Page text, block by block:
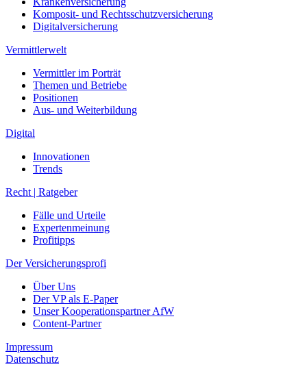
Vermittler im Porträt
Themen und Betriebe
Positionen
Aus- und Weiterbildung
Digital
Innovationen
Trends
Expertenmeinung
Profitipps
Der Versicherungsprofi
Über Uns
Der VP als E-Paper
Unser Kooperationspartner AfW
Content-Partner
Impressum
Datenschutz
© versicherungsprofi.online
Studien | Tests